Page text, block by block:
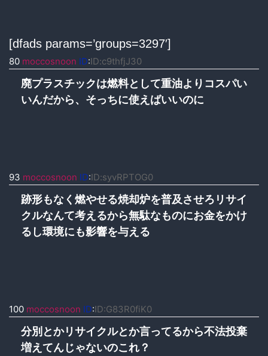
[dfads params=’groups=3297′]
80 moccosnoon ID:ID:c9thfjJ30
廃プラスチックは燃料として重油よりコスパい
いんだから、そっちに使えばいいのに
93 moccosnoon ID:ID:syvRPTOG0
跡形もなく燃やせる焼却炉を普及させろリサイ
クルなんて考えるから無駄なものにお金をかけ
るし環境にも影響を与える
100 moccosnoon ID:ID:G83R0fiK0
分別とかリサイクルとか言ってるから不法投棄
増えてんじゃないのこれ？